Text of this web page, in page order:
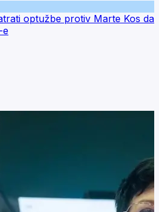
optužbe protiv Marte Kos da
e